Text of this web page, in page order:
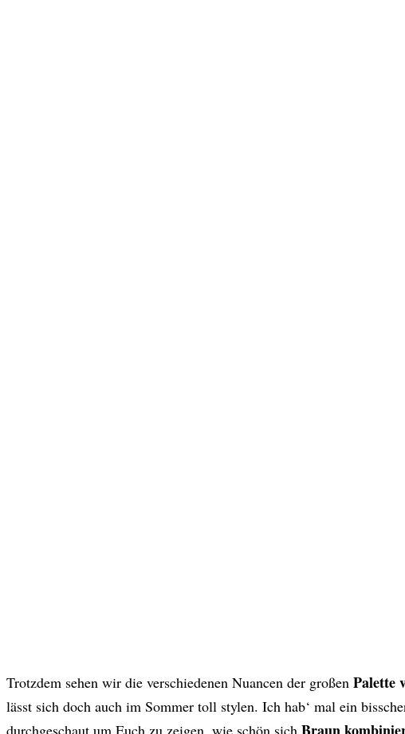
Trotzdem sehen wir die verschiedenen Nuancen der großen Palette
lässt sich doch auch im Sommer toll stylen. Ich hab‘ mal ein